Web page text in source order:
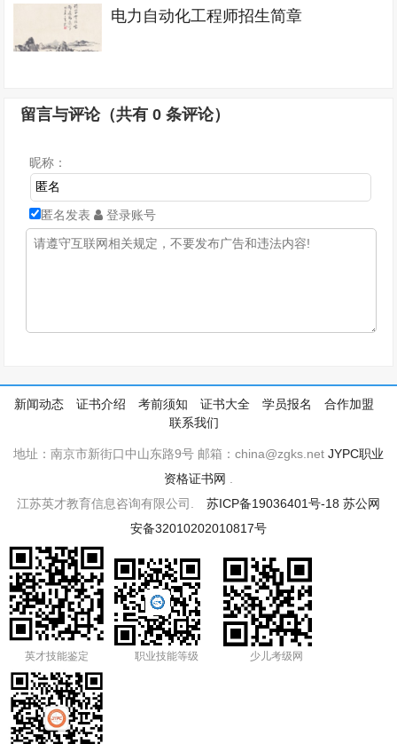
电力自动化工程师招生简章
留言与评论（共有0 条评论）
昵称：
匿名发表 登录账号
新闻动态 证书介绍 考前须知 证书大全 学员报名
合作加盟
联系我们
地址：南京市新街口中山东路9号 邮箱：china@zgks.net JYPC职业
资格证书网
江苏英才教育信息咨询有限公司. 苏ICP备19036401号-18 苏公网
安备32010202010817号
英才技能鉴定 职业技能等级 少儿考级网